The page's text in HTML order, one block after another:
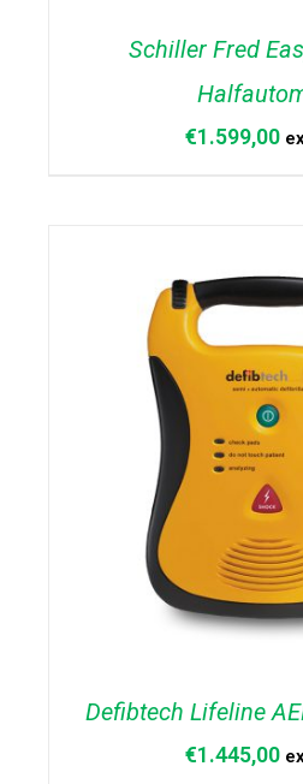
Schiller Fred
€1.599,00
Defibtech Lifeline
€1.445,00